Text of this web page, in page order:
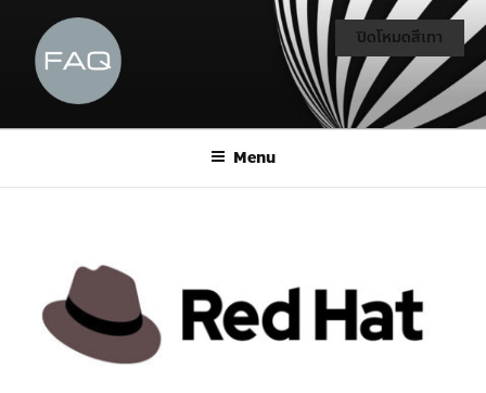
Menu
ปิดโหมดสีเทา